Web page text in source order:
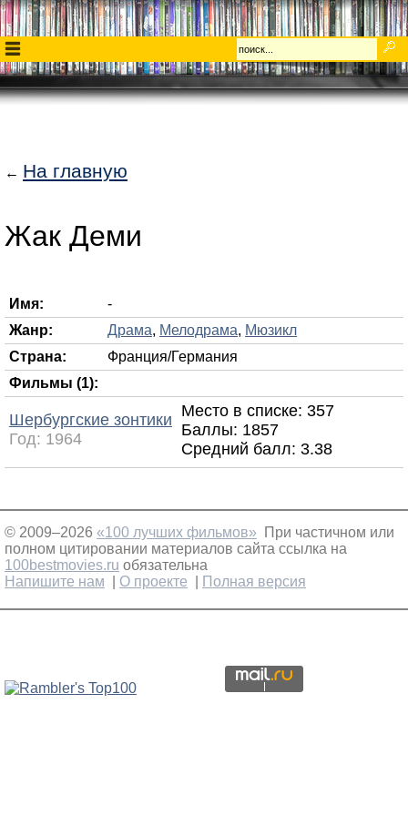
← На главную
Жак Деми
Имя:
-
Жанр:
Драма, Мелодрама, Мюзикл
Страна:
Франция/Германия
Фильмы (1):
Шербургские зонтики
Год: 1964
Место в списке: 357
Баллы: 1857
Средний балл: 3.38
© 2009–2026 «100 лучших фильмов» При частичном или
полном цитировании материалов сайта ссылка на
100bestmovies.ru обязательна
Напишите нам
О проекте Полная версия